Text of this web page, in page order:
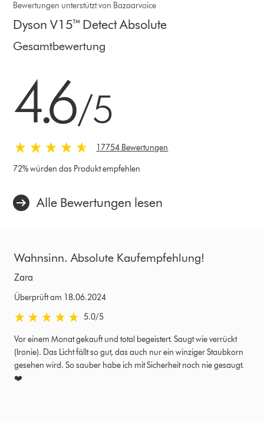
Bewertungen unterstützt von Bazaarvoice
Dyson V15™ Detect Absolute
Gesamtbewertung
4.6/5
17754 Bewertungen
72% würden das Produkt empfehlen
Alle Bewertungen lesen
Wahnsinn. Absolute Kaufempfehlung!
Zara
Überprüft am 18.06.2024
5.0 von 5 Sternen in Überprüft am 18.06.2024 Bewertungen
5.0/5
Vor einem Monat gekauft und total begeistert. Saugt wie verrückt
(Ironie). Das Licht fällt so gut, das auch nur ein winziger Staubkorn
gesehen wird. So sauber habe ich mit Sicherheit noch nie gesaugt.
❤️